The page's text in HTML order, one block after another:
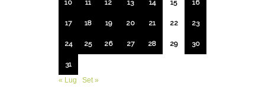
10 11 12 13 14 15 16
17 18 19 20 21 22 23
24 25 26 27 28 29 30
31
« Lug
Set »